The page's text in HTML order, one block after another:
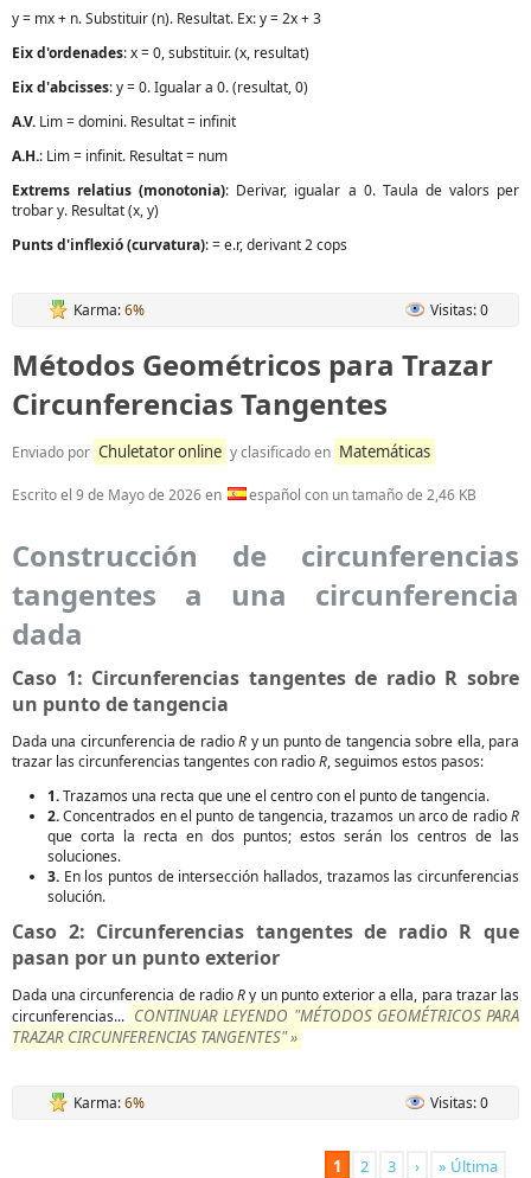
y = mx + n. Substituir (n). Resultat. Ex: y = 2x + 3
Eix d'ordenades: x = 0, substituir. (x, resultat)
Eix d'abcisses: y = 0. Igualar a 0. (resultat, 0)
A.V. Lim = domini. Resultat = infinit
A.H.: Lim = infinit. Resultat = num
Extrems relatius (monotonia): Derivar, igualar a 0. Taula de valors per
trobar y. Resultat (x, y)
Punts d'inflexió (curvatura): = e.r, derivant 2 cops
Karma:6% Visitas: 0
Métodos Geométricos para Trazar
Circunferencias Tangentes
Enviado por Chuletator online y clasificado en Matemáticas
Escrito el 9 de Mayo de 2026en español con un tamaño de 2,46 KB
Construcción de circunferencias
tangentes a una circunferencia
dada
Caso 1: Circunferencias tangentes de radio R sobre
un punto de tangencia
Dada una circunferencia de radioR y un punto de tangencia sobre ella, para
trazar las circunferencias tangentes con radioR, seguimos estos pasos:
1.Trazamos una recta que une el centro con el punto de tangencia.
2.Concentrados en el punto de tangencia, trazamos un arco de radioR
que corta la recta en dos puntos; estos serán los centros de las
soluciones.
3. En los puntos de intersección hallados, trazamos las circunferencias
solución.
Caso 2: Circunferencias tangentes de radio R que
pasan por un punto exterior
Dada una circunferencia de radioRy un punto exterior a ella, para trazar las
circunferencias... CONTINUAR LEYENDO "MÉTODOS GEOMÉTRICOS PARA
TRAZAR CIRCUNFERENCIAS TANGENTES" »
Karma:6% Visitas: 0
1 2 3 › » Última